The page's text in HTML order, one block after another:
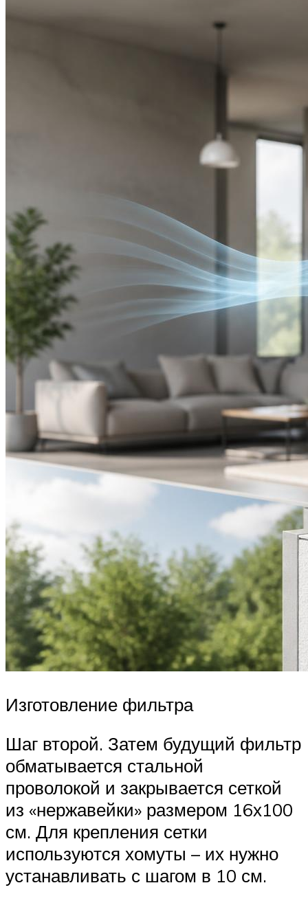
Изготовление фильтра
Шаг второй. Затем будущий фильтр
обматывается стальной
проволокой и закрывается сеткой
из «нержавейки» размером 16х100
см. Для крепления сетки
используются хомуты – их нужно
устанавливать с шагом в 10 см.